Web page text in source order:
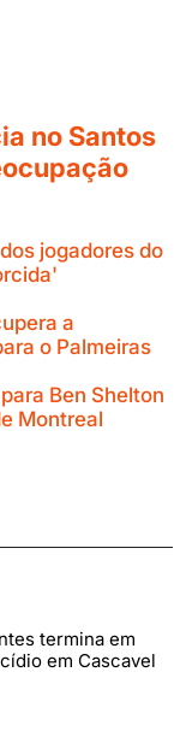
no Santos
jogadores do
a
o Palmeiras
Ben Shelton
Montreal
termina em
em Cascavel